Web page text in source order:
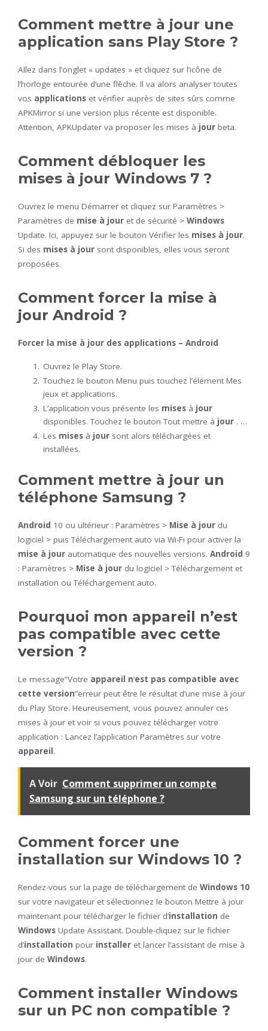
Comment mettre à jour une
application sans Play Store ?
Allez dans l’onglet « updates » et cliquez sur l’icône de
l’horloge entourée d’une flèche. Il va alors analyser toutes
vos applications et vérifier auprès de sites sûrs comme
APKMirror si une version plus récente est disponible.
Attention, APKUpdater va proposer les mises à jour beta.
Comment débloquer les
mises à jour Windows 7 ?
Ouvrez le menu Démarrer et cliquez sur Paramètres >
Paramètres de mise à jour et de sécurité > Windows
Update. Ici, appuyez sur le bouton Vérifier les mises à jour.
Si des mises à jour sont disponibles, elles vous seront
proposées.
Comment forcer la mise à
jour Android ?
Forcer la mise à jour des applications – Android
Ouvrez le Play Store.
Touchez le bouton Menu puis touchez l’élément Mes
jeux et applications.
L’application vous présente les mises à jour
disponibles. Touchez le bouton Tout mettre à jour . …
Les mises à jour sont alors téléchargées et
installées.
Comment mettre à jour un
téléphone Samsung ?
Android 10 ou ultérieur : Paramètres > Mise à jour du
logiciel > puis Téléchargement auto via Wi-Fi pour activer la
mise à jour automatique des nouvelles versions. Android 9
: Paramètres > Mise à jour du logiciel > Téléchargement et
installation ou Téléchargement auto.
Pourquoi mon appareil n’est
pas compatible avec cette
version ?
Le message”Votre appareil n‘est pas compatible avec
cette version”erreur peut être le résultat d’une mise à jour
du Play Store. Heureusement, vous pouvez annuler ces
mises à jour et voir si vous pouvez télécharger votre
application : Lancez l’application Paramètres sur votre
appareil.
A Voir Comment supprimer un compte
Samsung sur un téléphone ?
Comment forcer une
installation sur Windows 10 ?
Rendez-vous sur la page de téléchargement de Windows 10
sur votre navigateur et sélectionnez le bouton Mettre à jour
maintenant pour télécharger le fichier d’installation de
Windows Update Assistant. Double-cliquez sur le fichier
d’installation pour installer et lancer l’assistant de mise à
jour de Windows.
Comment installer Windows
sur un PC non compatible ?